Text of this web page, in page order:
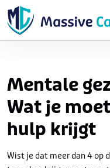
Mentale
Wat je
hulp krijgt
Wist je dat meer dan 4 op